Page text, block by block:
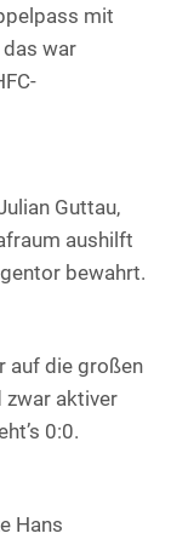
mit
war
Guttau,
aushilft
bewahrt.
auf die großen
zwar aktiver
0:0.
Hans